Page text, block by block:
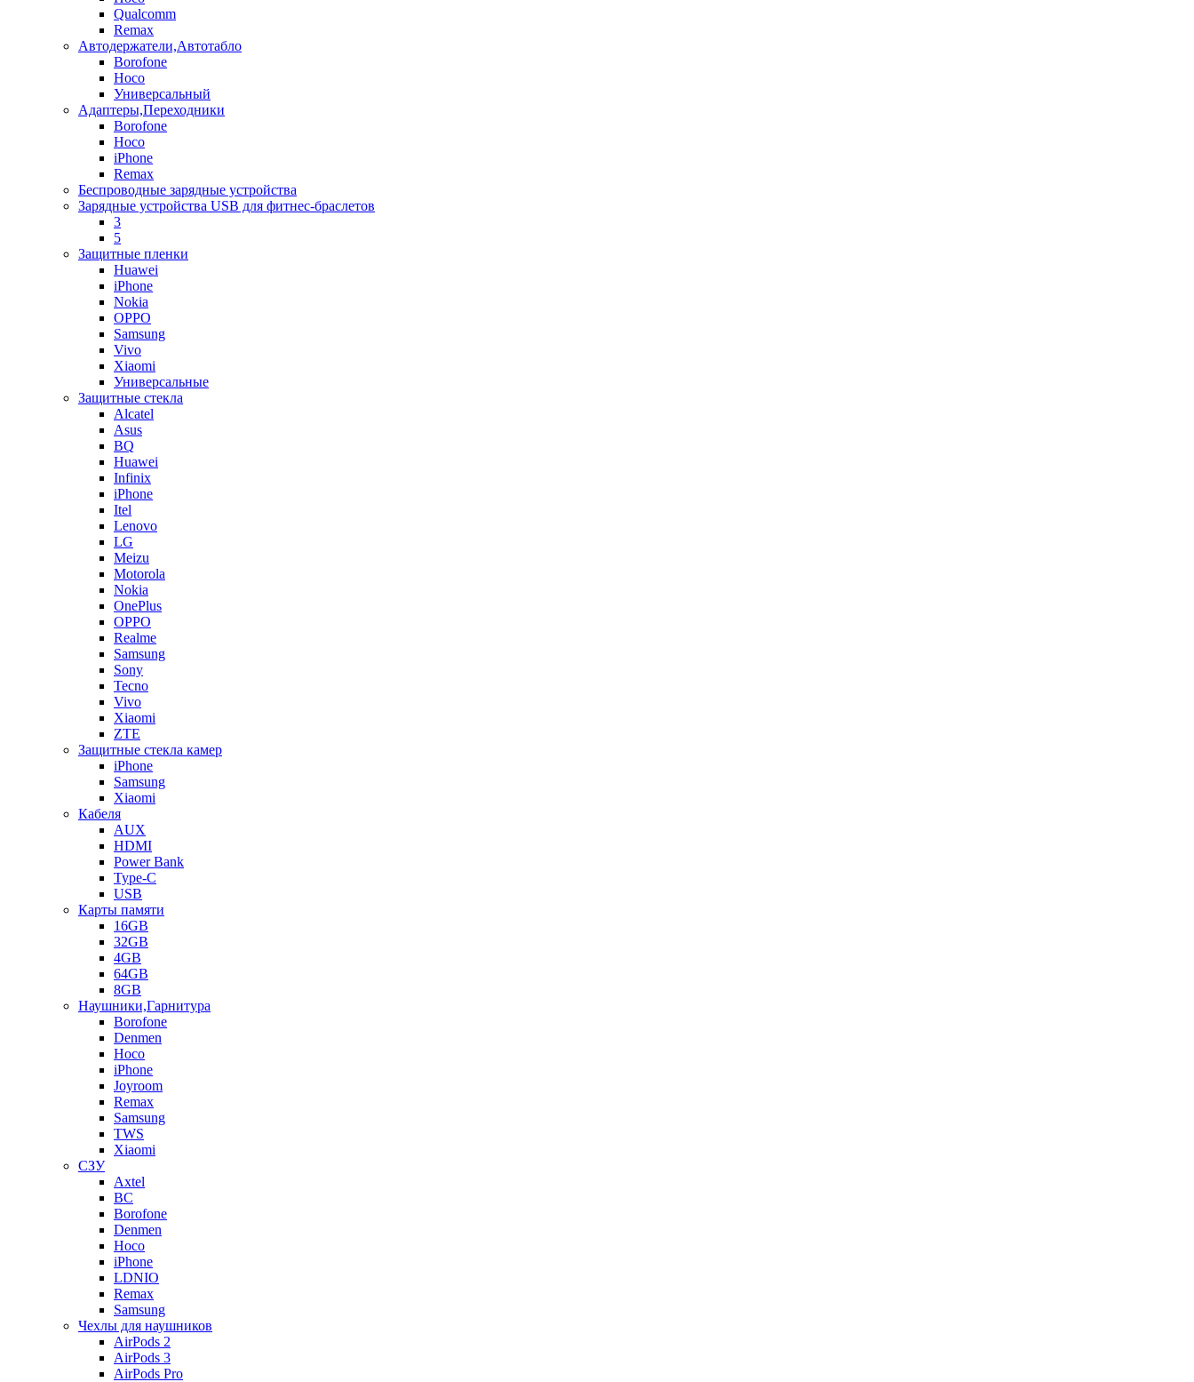
Qualcomm
Remax
Автодержатели,Автотабло
Borofone
Hoco
Универсальный
Адаптеры,Переходники
Borofone
Hoco
iPhone
Remax
Беспроводные зарядные устройства
Зарядные устройства USB для фитнес-браслетов
3
5
Защитные пленки
Huawei
iPhone
Nokia
OPPO
Samsung
Vivo
Xiaomi
Универсальные
Защитные стекла
Alcatel
Asus
BQ
Huawei
Infinix
iPhone
Itel
Lenovo
LG
Meizu
Motorola
Nokia
OnePlus
OPPO
Realme
Samsung
Sony
Tecno
Vivo
Xiaomi
ZTE
Защитные стекла камер
iPhone
Samsung
Xiaomi
Кабеля
AUX
HDMI
Power Bank
Type-C
USB
Карты памяти
16GB
32GB
4GB
64GB
8GB
Наушники,Гарнитура
Borofone
Denmen
Hoco
iPhone
Joyroom
Remax
Samsung
TWS
Xiaomi
СЗУ
Axtel
BC
Borofone
Denmen
Hoco
iPhone
LDNIO
Remax
Samsung
Чехлы для наушников
AirPods 2
AirPods 3
AirPods Pro